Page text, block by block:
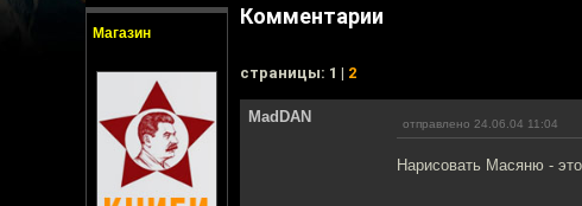
Магазин
Комментарии
cтраницы: 1 | 2
MadDAN отправлено 24.06.04 11:04
Нарисовать Масяню -